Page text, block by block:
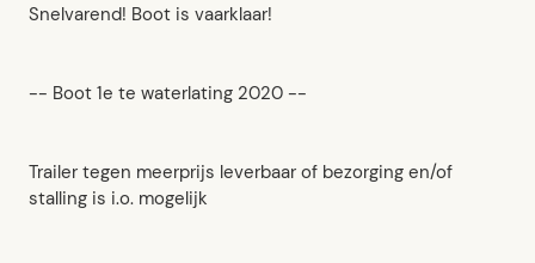
Snelvarend! Boot is vaarklaar!
-- Boot 1e te waterlating 2020 --
Trailer tegen meerprijs leverbaar of bezorging en/of
stalling is i.o. mogelijk